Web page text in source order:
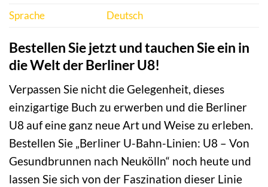
Sprache
Deutsch
Bestellen Sie jetzt und tauchen Sie ein in
die Welt der Berliner U8!
Verpassen Sie nicht die Gelegenheit, dieses
einzigartige Buch zu erwerben und die Berliner
U8 auf eine ganz neue Art und Weise zu erleben.
Bestellen Sie „Berliner U-Bahn-Linien: U8 – Von
Gesundbrunnen nach Neukölln“ noch heute und
lassen Sie sich von der Faszination dieser Linie